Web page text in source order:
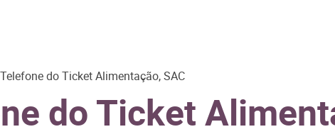
Telefone do Ticket Alimentação, SAC
do Ticket